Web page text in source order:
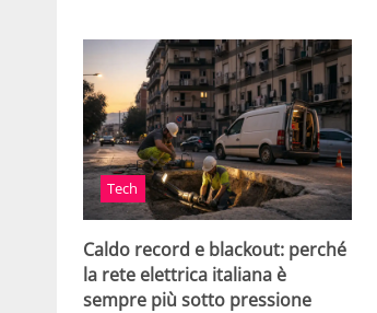
Tech
Caldo record e blackout: perché
la rete elettrica italiana è
sempre più sotto pressione